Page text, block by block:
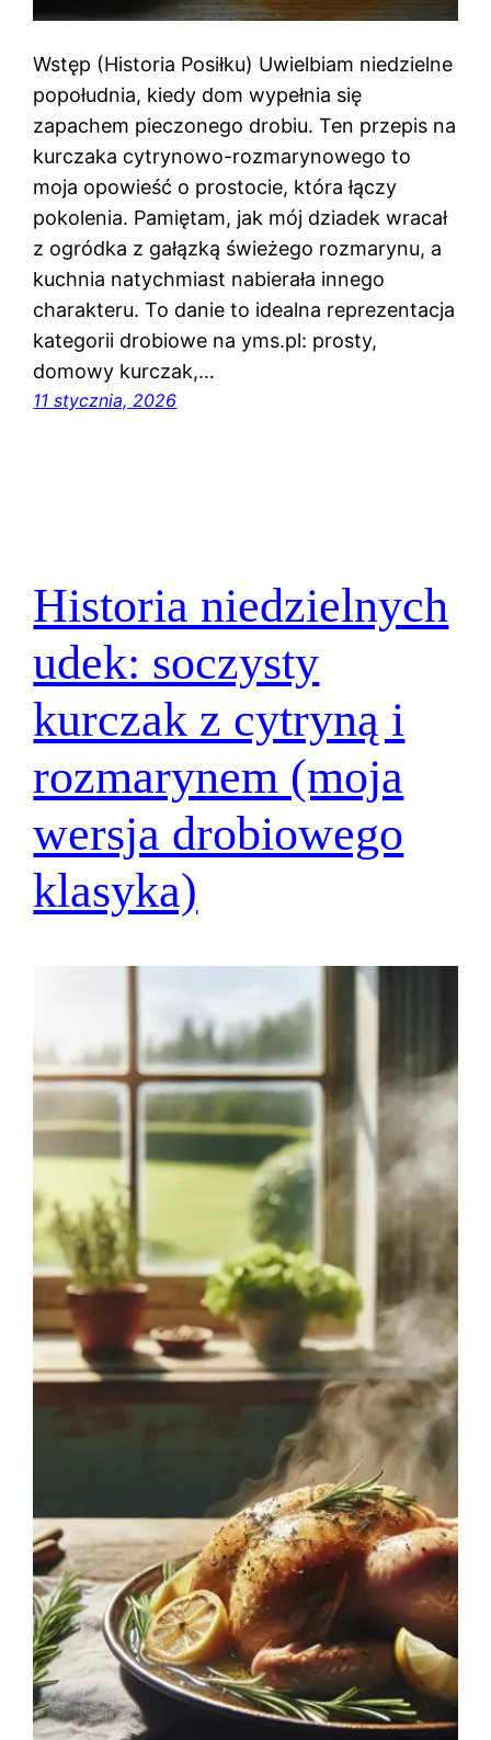
Wstęp (Historia Posiłku) Uwielbiam niedzielne
popołudnia, kiedy dom wypełnia się
zapachem pieczonego drobiu. Ten przepis na
kurczaka cytrynowo-rozmarynowego to
moja opowieść o prostocie, która łączy
pokolenia. Pamiętam, jak mój dziadek wracał
z ogródka z gałązką świeżego rozmarynu, a
kuchnia natychmiast nabierała innego
charakteru. To danie to idealna reprezentacja
kategorii drobiowe na yms.pl: prosty,
domowy kurczak,…
11 stycznia, 2026
Historia niedzielnych
udek: soczysty
kurczak z cytryną i
rozmarynem (moja
wersja drobiowego
klasyka)